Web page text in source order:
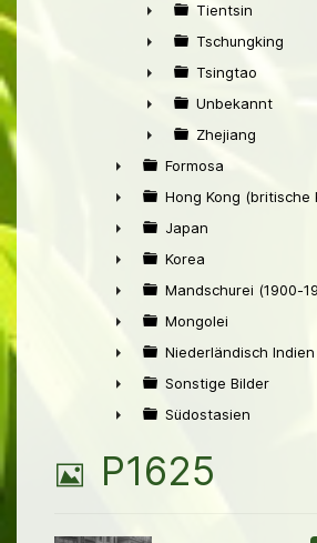
►
►
Tientsin
►
Tschungking
►
Tsingtao
►
Unbekannt
►
Zhejiang
►
Formosa
►
Hong Kong (britische
►
Japan
►
Korea
►
Mandschurei (1900-
►
Mongolei
►
Niederländisch Indien
►
Sonstige Bilder
Südostasien
B
P1625